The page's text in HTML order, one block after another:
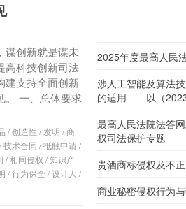
谋创新就是谋未
高科技创新司法
建支持全面创新
。 一、总体要求
/创造性 / 发明 /商
/技术合同 /抵触申请/
/相同侵权 /知识产
/行为保全 /设计人 /
2025年度最高人民
涉人工智能及算法
的适用——以（
最高人民法院法答
权司法保护专题
贵酒商标侵权及不
商业秘密侵权行为